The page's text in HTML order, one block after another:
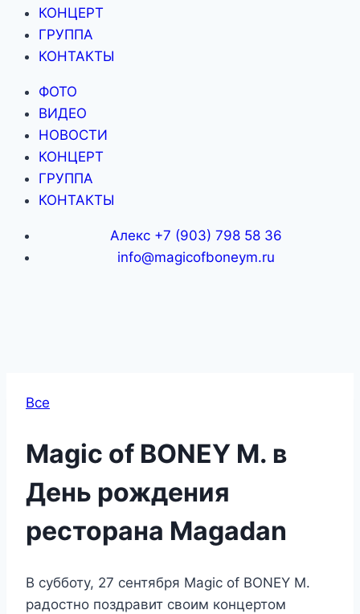
КОНЦЕРТ
ГРУППА
КОНТАКТЫ
ФОТО
ВИДЕО
НОВОСТИ
КОНЦЕРТ
ГРУППА
КОНТАКТЫ
Алекс +7 (903) 798 58 36
info@magicofboneym.ru
Все
Magic of BONEY M. в
День рождения
ресторана Magadan
В субботу, 27 сентября Magic of BONEY M.
радостно поздравит своим концертом